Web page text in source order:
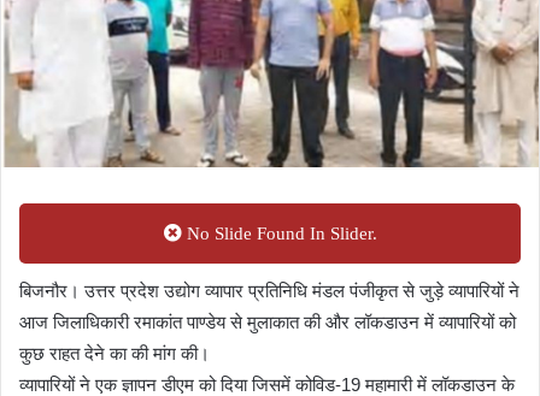
No Slide Found In Slider.
बिजनौर। उत्तर प्रदेश उद्योग व्यापार प्रतिनिधि मंडल पंजीकृत से जुड़े व्यापारियों ने
आज जिलाधिकारी रमाकांत पाण्डेय से मुलाकात की और लॉकडाउन में व्यापारियों को
कुछ राहत देने का की मांग की।
व्यापारियों ने एक ज्ञापन डीएम को दिया जिसमें कोविड-19 महामारी में लॉकडाउन के